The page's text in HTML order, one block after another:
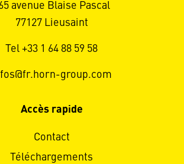
avenue Blaise Pascal
77127 Lieusaint
Tel +33 1 64 88 59 58
group.com
Accès rapide
Contact
Téléchargements